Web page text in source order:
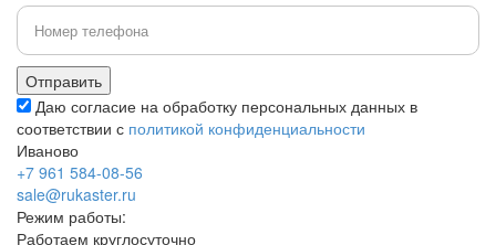
Даю согласие на обработку персональных данных в
соответствии с политикой конфиденциальности
Иваново
+7 961 584-08-56
sale@rukaster.ru
Режим работы:
Работаем круглосуточно